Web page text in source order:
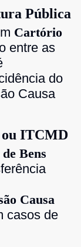
Pública
Cartório
entre as
do
Causa
ou ITCMD
Bens
Causa
casos de